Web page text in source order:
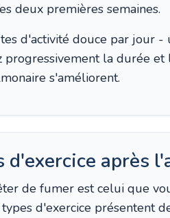
deux premières semaines.
d'activité douce par jour
la durée
s'améliorent.
après
de fumer est celui que
d'exercice présentent